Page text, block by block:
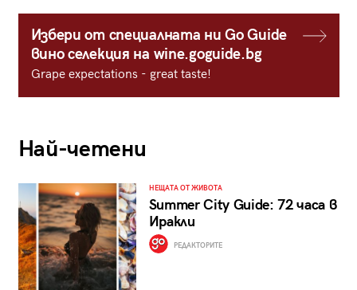
Избери от специалната ни Go Guide
вино селекция на wine.goguide.bg
Grape expectations - great taste!
Най-четени
НЕЩАТА ОТ ЖИВОТА
Summer City Guide: 72 часа в
Иракли
РЕДАКТОРИТЕ